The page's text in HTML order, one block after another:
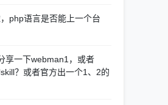
php语言是否能上一个台
享一下webman1，或者
？或者官方出一个1、2的